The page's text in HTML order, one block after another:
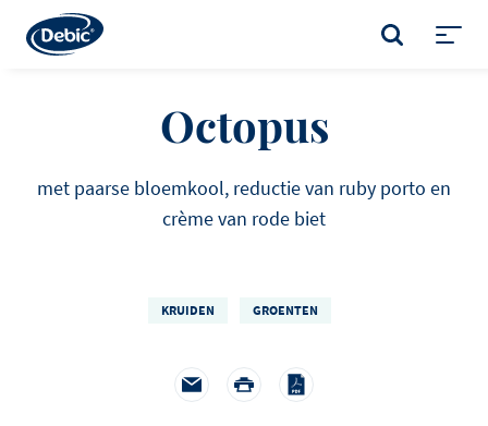
main
ZOEKEN
Octopus
met paarse bloemkool, reductie van ruby porto en
crème van rode biet
KRUIDEN GROENTEN